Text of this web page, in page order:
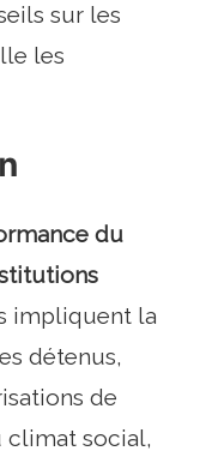
sur les
les
du
impliquent la
détenus,
de
climat social,